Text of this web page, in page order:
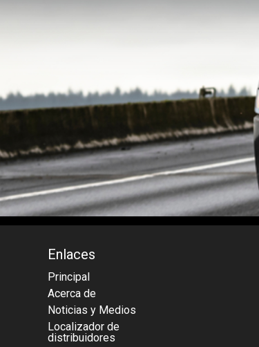
Enlaces
Principal
Acerca de
Noticias y Medios
Localizador de
distribuidores